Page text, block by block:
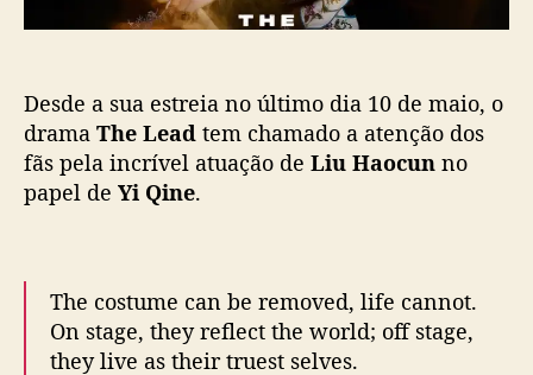
ã
t
a
c
n
t
Desde a sua estreia no último dia 10 de maio, o
drama The Lead tem chamado a atenção dos
fãs pela incrível atuação de Liu Haocun no
papel de Yi Qine.
The costume can be removed, life cannot.
On stage, they reflect the world; off stage,
they live as their truest selves.